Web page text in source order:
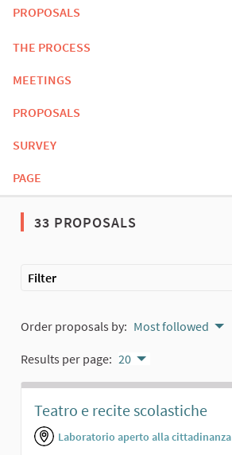
PROPOSALS
THE PROCESS
MEETINGS
PROPOSALS
SURVEY
PAGE
33 PROPOSALS
Filter
Order proposals by: Most followed
Results per page: 20
Teatro e recite scolastiche
Laboratorio aperto alla cittadinanza